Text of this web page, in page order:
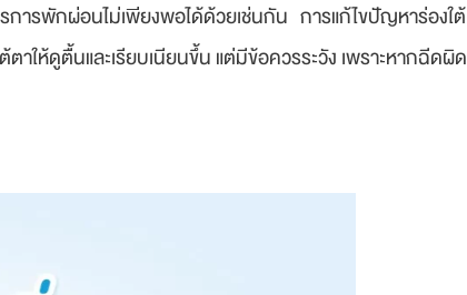
การพักผ่อนไม่เพียงพอได้ด้วยเช่นกัน การแก้ไขปัญหาร่องใต้
ตาให้ดูตื้นและเรียบเนียนขึ้น แต่มีข้อควรระวัง เพราะหากฉีดผิด